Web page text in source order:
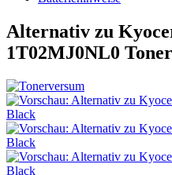
Alternativ zu
1T02MJ0NL0